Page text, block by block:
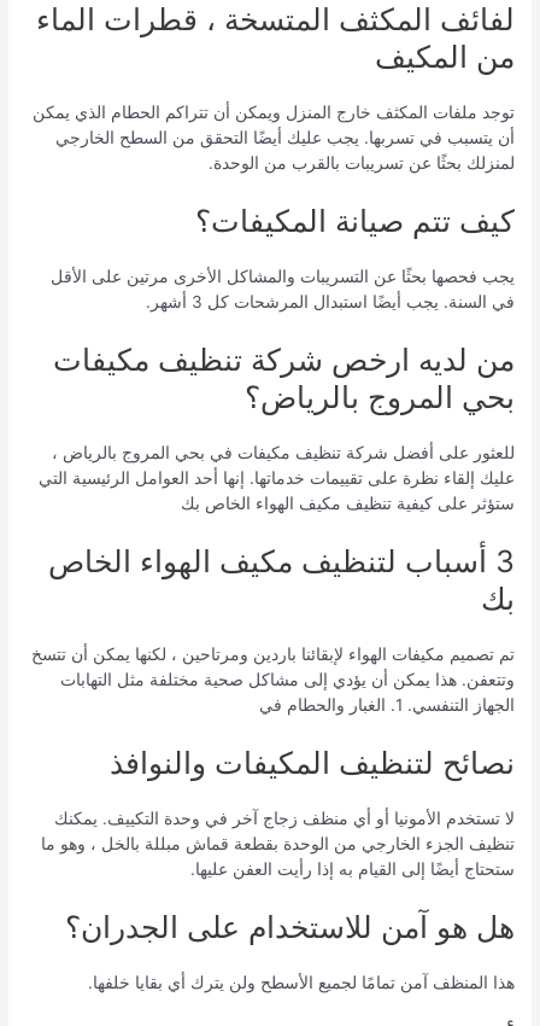
لفائف المكثف المتسخة ، قطرات الماء
من المكيف
توجد ملفات المكثف خارج المنزل ويمكن أن تتراكم الحطام الذي يمكن
أن يتسبب في تسربها. يجب عليك أيضًا التحقق من السطح الخارجي
لمنزلك بحثًا عن تسريبات بالقرب من الوحدة.
كيف تتم صيانة المكيفات؟
يجب فحصها بحثًا عن التسريبات والمشاكل الأخرى مرتين على الأقل
في السنة. يجب أيضًا استبدال المرشحات كل 3 أشهر.
من لديه ارخص شركة تنظيف مكيفات
بحي المروج بالرياض؟
للعثور على أفضل شركة تنظيف مكيفات في بحي المروج بالرياض ،
عليك إلقاء نظرة على تقييمات خدماتها. إنها أحد العوامل الرئيسية التي
ستؤثر على كيفية تنظيف مكيف الهواء الخاص بك
3 أسباب لتنظيف مكيف الهواء الخاص
بك
تم تصميم مكيفات الهواء لإبقائنا باردين ومرتاحين ، لكنها يمكن أن تتسخ
وتتعفن. هذا يمكن أن يؤدي إلى مشاكل صحية مختلفة مثل التهابات
الجهاز التنفسي. 1. الغبار والحطام في
نصائح لتنظيف المكيفات والنوافذ
لا تستخدم الأمونيا أو أي منظف زجاج آخر في وحدة التكييف. يمكنك
تنظيف الجزء الخارجي من الوحدة بقطعة قماش مبللة بالخل ، وهو ما
ستحتاج أيضًا إلى القيام به إذا رأيت العفن عليها.
هل هو آمن للاستخدام على الجدران؟
هذا المنظف آمن تمامًا لجميع الأسطح ولن يترك أي بقايا خلفها.